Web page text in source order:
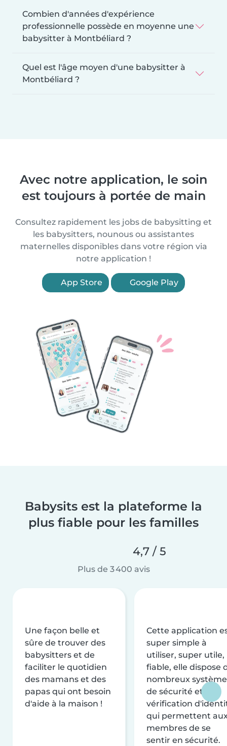
Combien d'années d'expérience
professionnelle possède en moyenne une
babysitter à Montbéliard ?
Quel est l'âge moyen d'une babysitter à
Montbéliard ?
Avec notre application, le soin
est toujours à portée de main
Consultez rapidement les jobs de babysitting et
les babysitters, nounous ou assistantes
maternelles disponibles dans votre région via
notre application !
App Store Google Play
Babysits est la plateforme la
plus fiable pour les familles
4,7 / 5
Plus de 3 400 avis
Une façon belle et
sûre de trouver des
babysitters et de
faciliter le quotidien
des mamans et des
papas qui ont besoin
d'aide à la maison !
Cette application
super simple à
utiliser, super utile,
fiable, elle dispose
nombreux
de sécurité et de
vérification
qui permettent
membres de se
sentir en sécurité.